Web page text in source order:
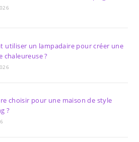
utiliser un lampadaire pour créer une
chaleureuse ?
choisir pour une maison de style
?